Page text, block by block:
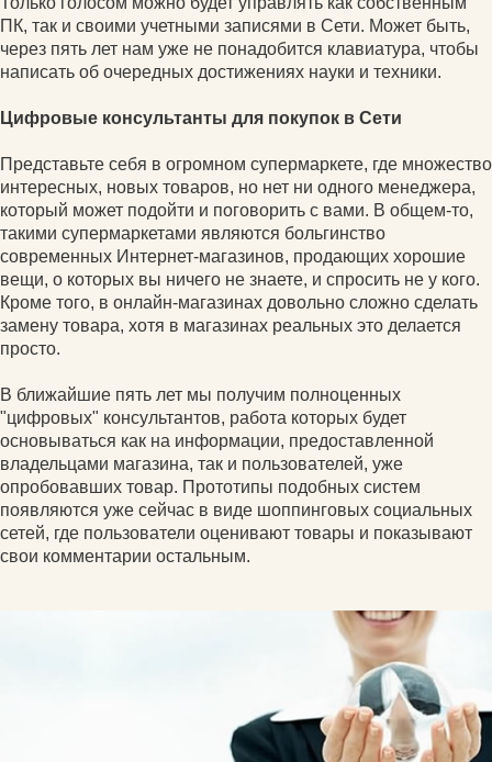
ПК, так и своими учетными записями в Сети. Может быть,
через пять лет нам уже не понадобится клавиатура, чтобы
написать об очередных достижениях науки и техники.
Цифровые консультанты для покупок в Сети
Представьте себя в огромном супермаркете, где множество
интересных, новых товаров, но нет ни одного менеджера,
который может подойти и поговорить с вами. В общем-то,
такими супермаркетами являются больгинство
современных Интернет-магазинов, продающих хорошие
вещи, о которых вы ничего не знаете, и спросить не у кого.
Кроме того, в онлайн-магазинах довольно сложно сделать
замену товара, хотя в магазинах реальных это делается
просто.
В ближайшие пять лет мы получим полноценных
"цифровых" консультантов, работа которых будет
основываться как на информации, предоставленной
владельцами магазина, так и пользователей, уже
опробовавших товар. Прототипы подобных систем
появляются уже сейчас в виде шоппинговых социальных
сетей, где пользователи оценивают товары и показывают
свои комментарии остальным.